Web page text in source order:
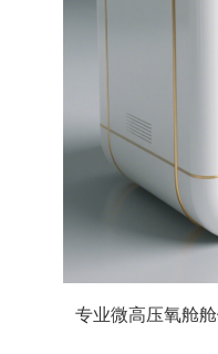
专业微高压氧舱